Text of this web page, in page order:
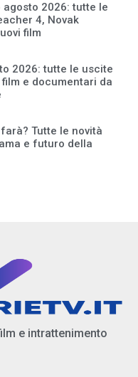
agosto 2026: tutte le
4, Novak
film
2026: tutte le uscite
film e documentari da
Tutte le novità
e futuro della
e intrattenimento